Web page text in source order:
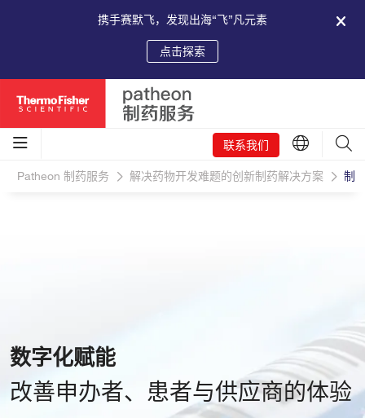
携手赛默飞，发现出海“飞”凡元素
点击探索
联系我们
Patheon 制药服务 解决药物开发难题的创新制药解决方案 制
数字化赋能
改善申办者、患者与供应商的体验